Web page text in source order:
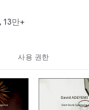
13만+
사용 권한